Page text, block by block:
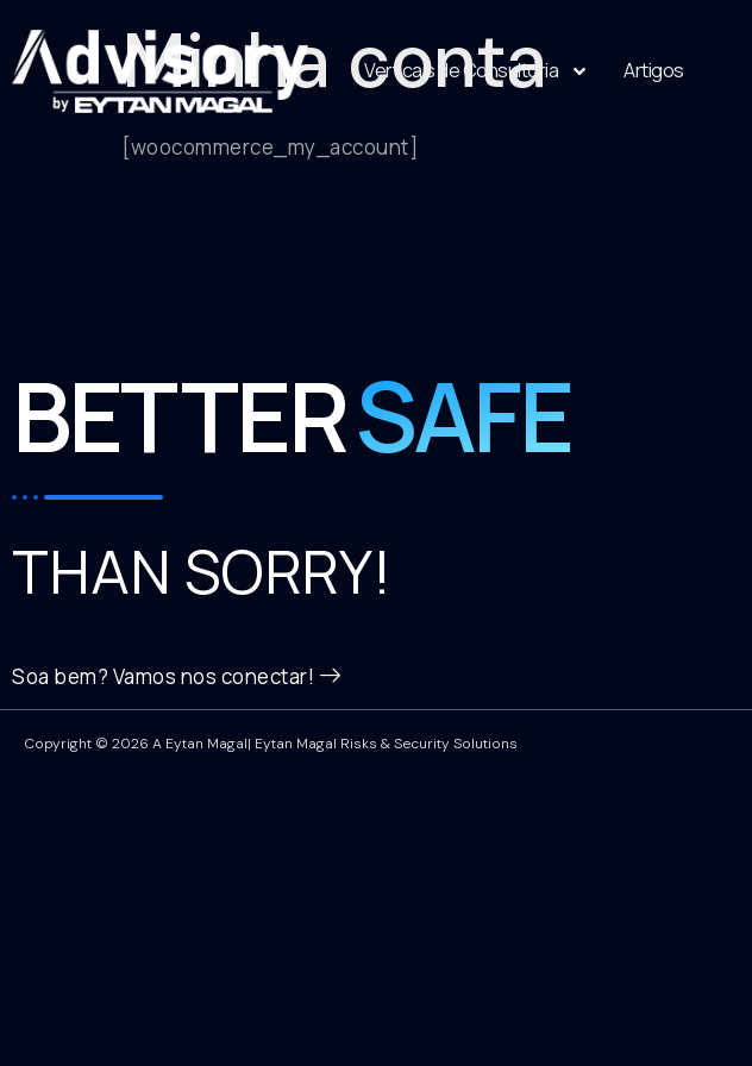
Verticais de Consultoria Artigos
Minha conta
[woocommerce_my_account]
BETTERSAFE
THAN SORRY!
Soa bem? Vamos nos conectar!
Copyright © 2026 A Eytan Magal| Eytan Magal Risks & Security Solutions